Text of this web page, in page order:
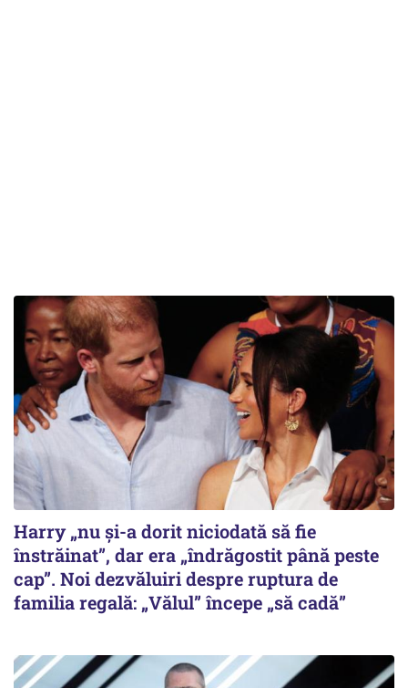
Harry „nu și-a dorit niciodată să fie
înstrăinat”, dar era „îndrăgostit până peste
cap”. Noi dezvăluiri despre ruptura de
familia regală: „Vălul” începe „să cadă”